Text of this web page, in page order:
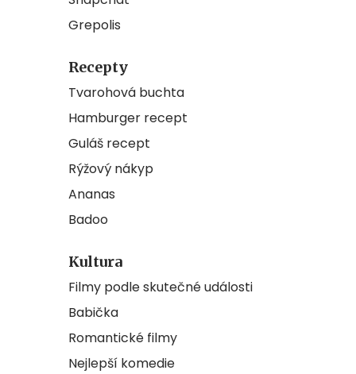
Grepolis
Recepty
Tvarohová buchta
Hamburger recept
Guláš recept
Rýžový nákyp
Ananas
Badoo
Kultura
Filmy podle skutečné události
Babička
Romantické filmy
Nejlepší komedie